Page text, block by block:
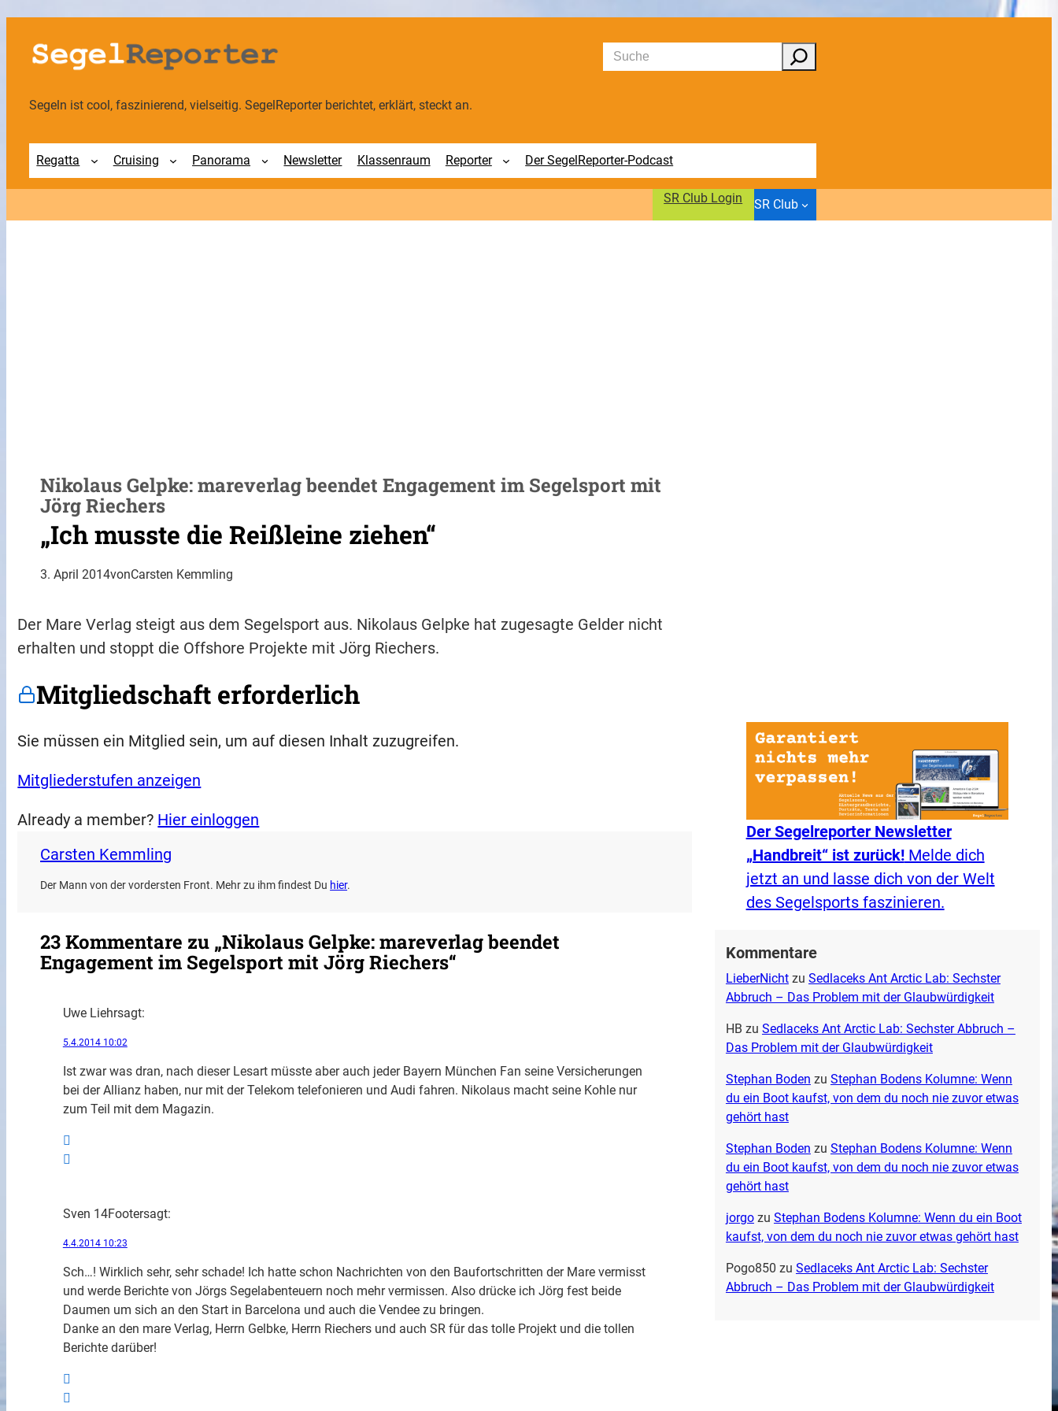
Zum
Inhalt
springen
Suchen
Segeln ist cool, faszinierend, vielseitig. SegelReporter berichtet, erklärt, steckt an.
Regatta Cruising Panorama Newsletter Klassenraum Reporter Der SegelReporter-Podcast
SR Club Login SR Club
Nikolaus Gelpke: mareverlag beendet Engagement im Segelsport mit
Jörg Riechers
„Ich musste die Reißleine ziehen“
3. April 2014vonCarsten Kemmling
Der Mare Verlag steigt aus dem Segelsport aus. Nikolaus Gelpke hat zugesagte Gelder nicht
erhalten und stoppt die Offshore Projekte mit Jörg Riechers.
Mitgliedschaft erforderlich
Sie müssen ein Mitglied sein, um auf diesen Inhalt zuzugreifen.
Mitgliederstufen anzeigen
Already a member? Hier einloggen
Carsten Kemmling
Der Mann von der vordersten Front. Mehr zu ihm findest Du hier.
23 Kommentare zu „Nikolaus Gelpke: mareverlag beendet
Engagement im Segelsport mit Jörg Riechers“
Uwe Liehrsagt:
5.4.2014 10:02
Ist zwar was dran, nach dieser Lesart müsste aber auch jeder Bayern München Fan seine Versicherungen
bei der Allianz haben, nur mit der Telekom telefonieren und Audi fahren. Nikolaus macht seine Kohle nur
zum Teil mit dem Magazin.
Sven 14Footersagt:
4.4.2014 10:23
Sch…! Wirklich sehr, sehr schade! Ich hatte schon Nachrichten von den Baufortschritten der Mare vermisst
und werde Berichte von Jörgs Segelabenteuern noch mehr vermissen. Also drücke ich Jörg fest beide
Daumen um sich an den Start in Barcelona und auch die Vendee zu bringen.
Danke an den mare Verlag, Herrn Gelbke, Herrn Riechers und auch SR für das tolle Projekt und die tollen
Berichte darüber!
Der Segelreporter Newsletter
„Handbreit“ ist zurück!Melde dich
jetzt an und lasse dich von der Welt
des Segelsports faszinieren.
Kommentare
LieberNichtzu Sedlaceks Ant Arctic Lab: Sechster
Abbruch – Das Problem mit der Glaubwürdigkeit
HB zu Sedlaceks Ant Arctic Lab: Sechster Abbruch –
Das Problem mit der Glaubwürdigkeit
Stephan Boden zu Stephan Bodens Kolumne: Wenn
du ein Boot kaufst, von dem du noch nie zuvor etwas
gehört hast
Stephan Boden zu Stephan Bodens Kolumne: Wenn
du ein Boot kaufst, von dem du noch nie zuvor etwas
gehört hast
jorgozu Stephan Bodens Kolumne: Wenn du ein Boot
kaufst, von dem du noch nie zuvor etwas gehört hast
Pogo850 zu Sedlaceks Ant Arctic Lab: Sechster
Abbruch – Das Problem mit der Glaubwürdigkeit